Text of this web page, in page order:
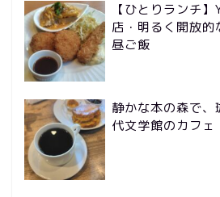
【ひとりランチ
店・明るく開放
昼ご飯
静かな本の森で
代文学館のカフェ